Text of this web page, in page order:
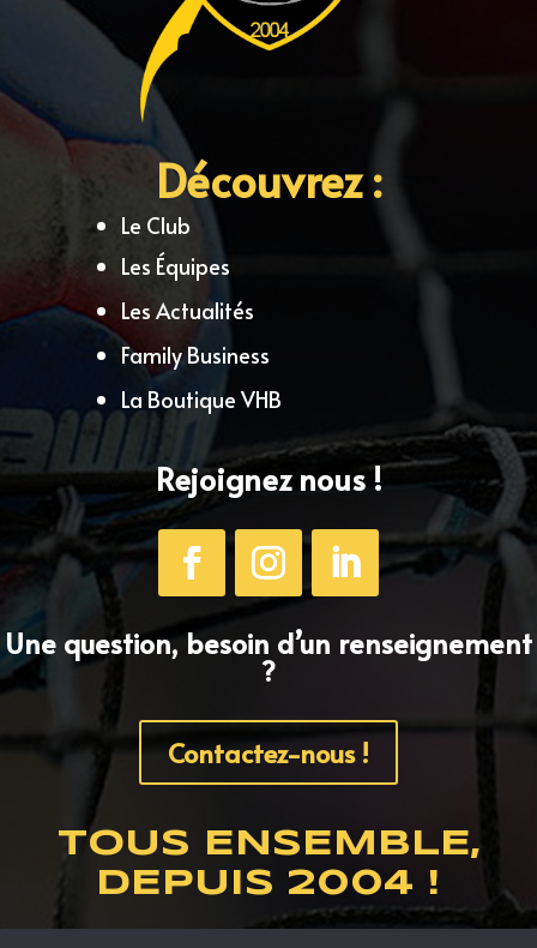
Découvrez :
Le Club
Les Équipes
Les Actualités
Family Business
La Boutique VHB
Rejoignez nous !
Une question, besoin d’un renseignement
?
Contactez-nous !
TOUS ENSEMBLE,
DEPUIS 2004 !